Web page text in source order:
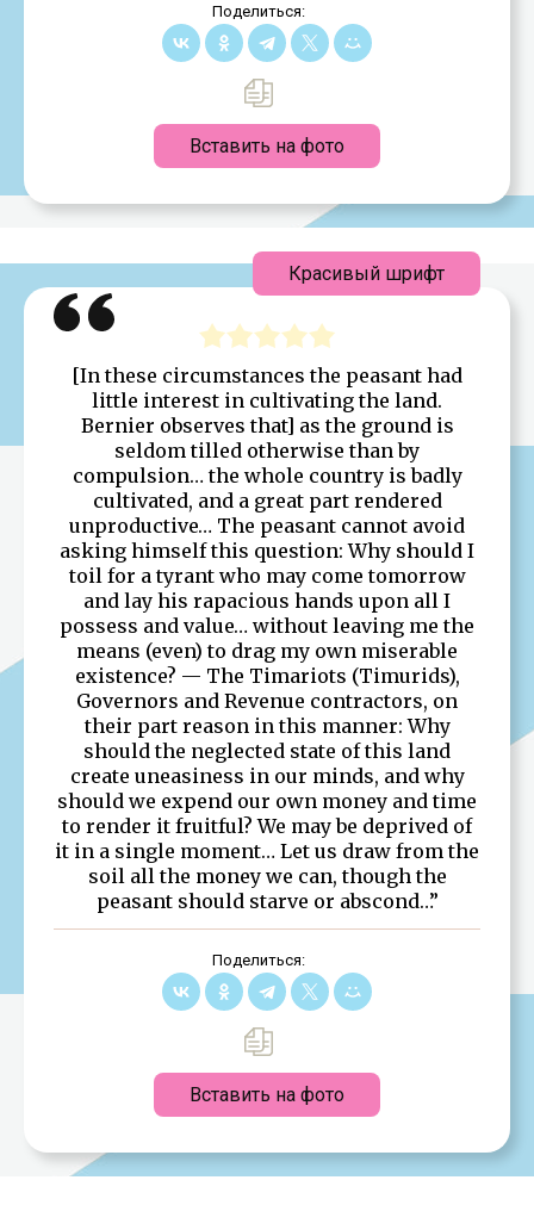
Поделиться:
Вставить на фото
[In these circumstances the peasant had
little interest in cultivating the land.
Bernier observes that] as the ground is
seldom tilled otherwise than by
compulsion… the whole country is badly
cultivated, and a great part rendered
unproductive… The peasant cannot avoid
asking himself this question: Why should I
toil for a tyrant who may come tomorrow
and lay his rapacious hands upon all I
possess and value… without leaving me the
means (even) to drag my own miserable
existence? — The Timariots (Timurids),
Governors and Revenue contractors, on
their part reason in this manner: Why
should the neglected state of this land
create uneasiness in our minds, and why
should we expend our own money and time
to render it fruitful? We may be deprived of
it in a single moment… Let us draw from the
soil all the money we can, though the
peasant should starve or abscond…”
Поделиться:
Вставить на фото
Красивый шрифт